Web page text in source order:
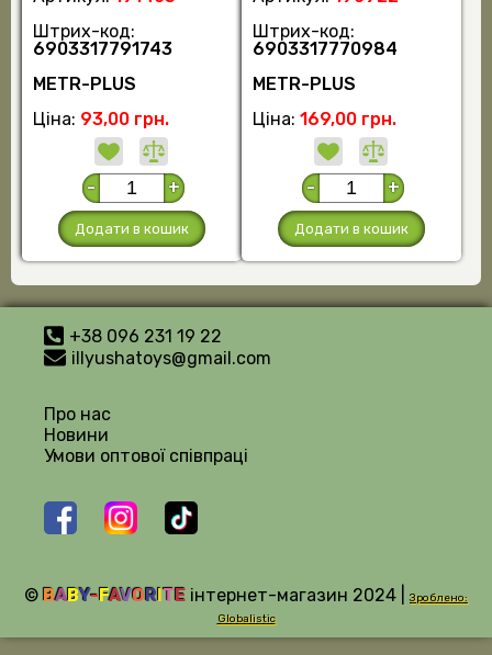
Штрих-код:
6903317791743
METR-PLUS
Ціна: 93,00 грн.
- +
Додати в кошик
Штрих-код:
6903317770984
METR-PLUS
Ціна: 169,00 грн.
- +
Додати в кошик
+38 096 231 19 22
illyushatoys@gmail.com
Про нас
Новини
Умови оптової співпраці
© BABY-FAVORITE інтернет-магазин 2024 |
Зроблено:
Globalistic